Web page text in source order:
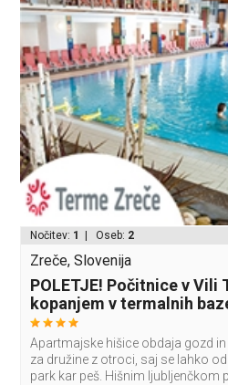
Nočitev: 1 | Oseb: 2
Zreče, Slovenija
POLETJE! Počitnice v Vili
kopanjem v termalnih
Apartmajske hišice obdaja gozd
za družine z otroci, saj se lahko
park kar peš. Hišnim ljubljenčkom